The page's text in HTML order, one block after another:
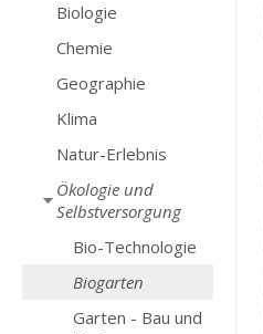
Biologie
Chemie
Geographie
Klima
Natur-Erlebnis
Ökologie und
Selbstversorgung
Bio-Technologie
Biogarten
Garten - Bau und